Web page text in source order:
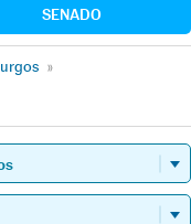
SENADO
»